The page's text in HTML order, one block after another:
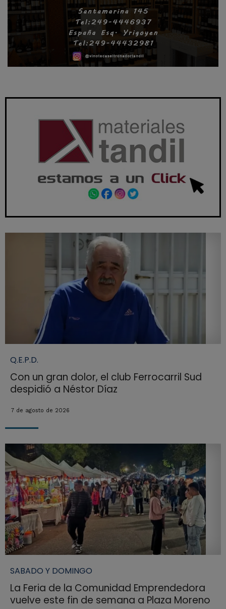
Q.E.P.D.
Con un gran dolor, el club Ferrocarril Sud
despidió a Néstor Díaz
7 de agosto de 2026
SABADO Y DOMINGO
La Feria de la Comunidad Emprendedora
vuelve este fin de semana a Plaza Moreno